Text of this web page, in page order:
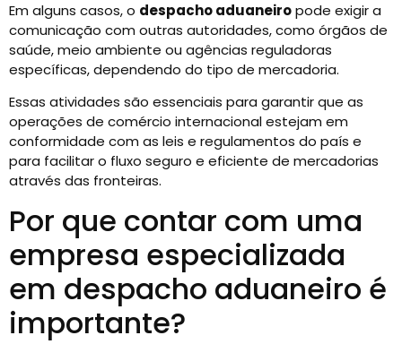
Em alguns casos, o despacho aduaneiropode exigir a
comunicação com outras autoridades, como órgãos de
saúde, meio ambiente ou agências reguladoras
específicas, dependendo do tipo de mercadoria.
Essas atividades são essenciais para garantir que as
operações de comércio internacional estejam em
conformidade com as leis e regulamentos do país e
para facilitar o fluxo seguro e eficiente de mercadorias
através das fronteiras.
Por que contar com uma
empresa especializada
em despacho aduaneiro é
importante?